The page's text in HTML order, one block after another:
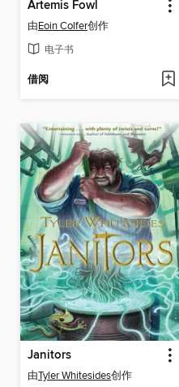
Artemis Fowl
由Eoin Colfer创作
电子书
借阅
Janitors
由Tyler Whitesides创作